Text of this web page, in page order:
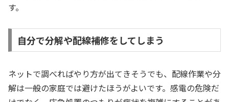
す。
自分で分解や配線補修をしてしまう
ネットで調べればやり方が出てきそうでも、配線作業や分
解は一般の家庭では避けたほうがよいです。感電の危険だ